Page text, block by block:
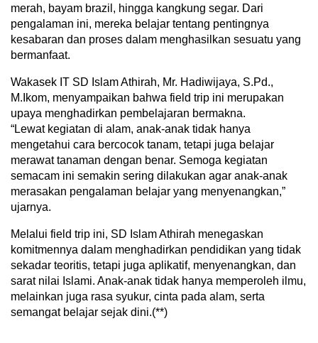
merah, bayam brazil, hingga kangkung segar. Dari
pengalaman ini, mereka belajar tentang pentingnya
kesabaran dan proses dalam menghasilkan sesuatu yang
bermanfaat.
Wakasek IT SD Islam Athirah, Mr. Hadiwijaya, S.Pd.,
M.Ikom, menyampaikan bahwa field trip ini merupakan
upaya menghadirkan pembelajaran bermakna.
“Lewat kegiatan di alam, anak-anak tidak hanya
mengetahui cara bercocok tanam, tetapi juga belajar
merawat tanaman dengan benar. Semoga kegiatan
semacam ini semakin sering dilakukan agar anak-anak
merasakan pengalaman belajar yang menyenangkan,”
ujarnya.
Melalui field trip ini, SD Islam Athirah menegaskan
komitmennya dalam menghadirkan pendidikan yang tidak
sekadar teoritis, tetapi juga aplikatif, menyenangkan, dan
sarat nilai Islami. Anak-anak tidak hanya memperoleh ilmu,
melainkan juga rasa syukur, cinta pada alam, serta
semangat belajar sejak dini.(**)